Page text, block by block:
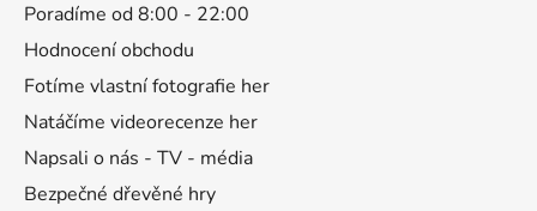
Poradíme od 8:00 - 22:00
Hodnocení obchodu
Fotíme vlastní fotografie her
Natáčíme videorecenze her
Napsali o nás - TV - média
Bezpečné dřevěné hry